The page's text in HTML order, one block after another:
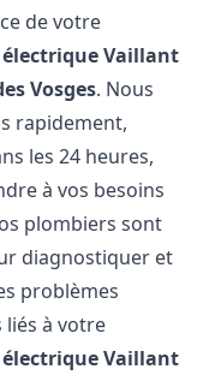
de votre
Vaillant
Vosges. Nous
rapidement,
les 24 heures,
à vos besoins
plombiers sont
diagnostiquer et
problèmes
liés à votre
Vaillant